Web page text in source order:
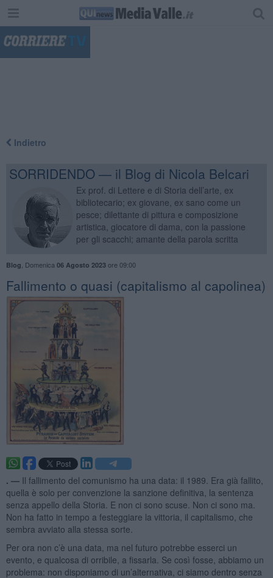
Indietro
SORRIDENDO — il Blog di Nicola Belcari
Ex prof. di Lettere e di Storia dell’arte, ex
bibliotecario; ex giovane, ex sano come un
pesce; dilettante di pittura e composizione
artistica, giocatore di dama, con la passione
per gli scacchi; amante della parola scritta
Blog Domenica 06 Agosto 2023ore 09:00
Fallimento o quasi (capitalismo al capolinea)
. — Il fallimento del comunismo ha una data: il 1989. Era già fallito,
quella è solo per convenzione la sanzione definitiva, la sentenza
senza appello della Storia. E non ci sono scuse. Non ci sono ma.
Non ha fatto in tempo a festeggiare la vittoria, il capitalismo, che
sembra avviato alla stessa sorte.
Per ora non c’è una data, ma nel futuro potrebbe esserci un
evento, e qualcosa di orribile, a fissarla. Se così fosse, abbiamo un
problema: non disponiamo di un’alternativa, ci siamo dentro senza